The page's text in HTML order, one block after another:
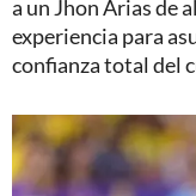
a un Jhon Arias de
experiencia para
confianza total del